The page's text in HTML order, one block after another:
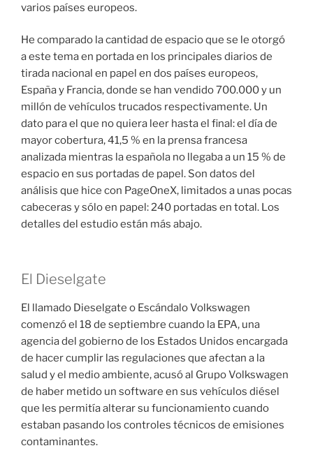
varios países europeos.
He comparado la cantidad de espacio que se le otorgó
a este tema en portada en los principales diarios de
tirada nacional en papel en dos países europeos,
España y Francia, donde se han vendido 700.000 y un
millón de vehículos trucados respectivamente. Un
dato para el que no quiera leer hasta el final: el día de
mayor cobertura, 41,5 % en la prensa francesa
analizada mientras la española no llegaba a un 15 % de
espacio en sus portadas de papel. Son datos del
análisis que hice con PageOneX, limitados a unas pocas
cabeceras y sólo en papel: 240 portadas en total. Los
detalles del estudio están más abajo.
El Dieselgate
El llamado Dieselgate o Escándalo Volkswagen
comenzó el 18 de septiembre cuando la EPA, una
agencia del gobierno de los Estados Unidos encargada
de hacer cumplir las regulaciones que afectan a la
salud y el medio ambiente, acusó al Grupo Volkswagen
de haber metido un software en sus vehículos diésel
que les permitía alterar su funcionamiento cuando
estaban pasando los controles técnicos de emisiones
contaminantes.